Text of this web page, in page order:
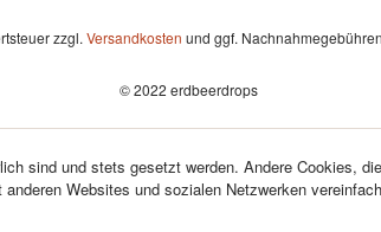
zzgl. Versandkosten und ggf.
© 2022 erdbeerdrops
sind und stets gesetzt werden. Andere Cookies,
Websites und sozialen Netzwerken